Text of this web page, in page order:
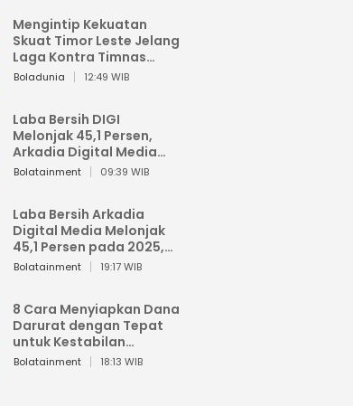
Mengintip Kekuatan
Skuat Timor Leste Jelang
Laga Kontra Timnas
Indonesia di Piala AFF
Boladunia 12:49 WIB
Laba Bersih DIGI
Melonjak 45,1 Persen,
Arkadia Digital Media
Perkuat Bisnis AI dan
Bolatainment 09:39 WIB
Laba Bersih Arkadia
Digital Media Melonjak
45,1 Persen pada 2025,
Sentuh Rp1,76 Miliar
Bolatainment 19:17 WIB
8 Cara Menyiapkan Dana
Darurat dengan Tepat
untuk Kestabilan
Keuangan
Bolatainment 18:13 WIB